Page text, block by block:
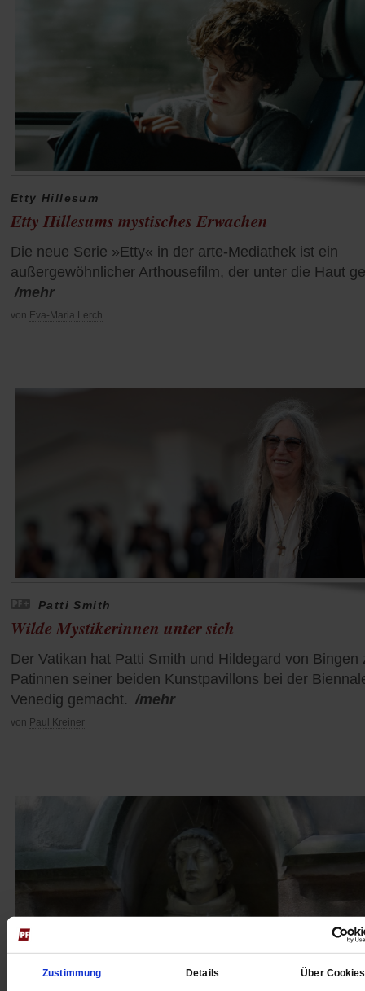
Zustimmung Details Über Cookies
Etty Hillesum
Etty Hillesums mystisches Erwachen
Die neue Serie »Etty« in der arte-Mediathek ist ein
außergewöhnlicher Arthousefilm, der unter die Haut
/mehr
von Eva-Maria Lerch
Patti Smith
Wilde Mystikerinnen unter sich
Der Vatikan hat Patti Smith und Hildegard von Bingen
Patinnen seiner beiden Kunstpavillons bei der
Venedig gemacht. /mehr
von Paul Kreiner